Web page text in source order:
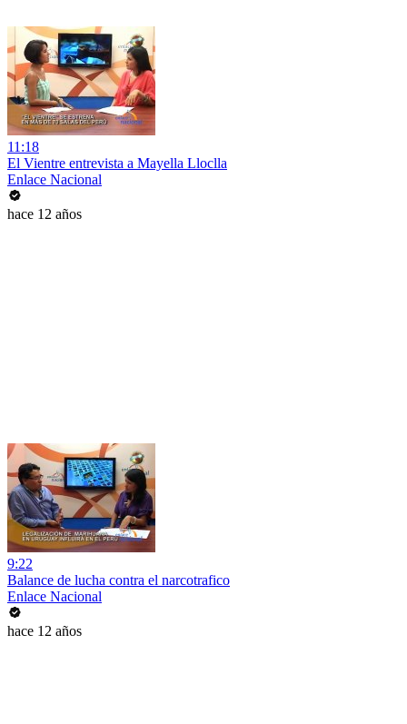
11:18
El Vientre entrevista a Mayella Lloclla
Enlace Nacional
hace 12 años
9:22
Balance de lucha contra el narcotrafico
Enlace Nacional
hace 12 años